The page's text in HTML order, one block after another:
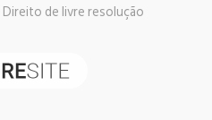
Direito de livre resolução